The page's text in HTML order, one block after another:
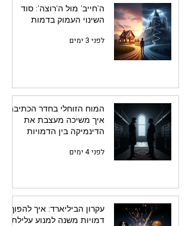
ה'חייב' מול ה'רוצה': סוד
השינוי העמוק בדמות
לפני 3 ימים
המוח הזוחלי בחדר הכתיבה:
איך משיכה מעצבת את
הדינמיקה בין הדמויות
לפני 4 ימים
עקרון הביליארד: איך להפוך
דמויות משנה למנוע עלילתי